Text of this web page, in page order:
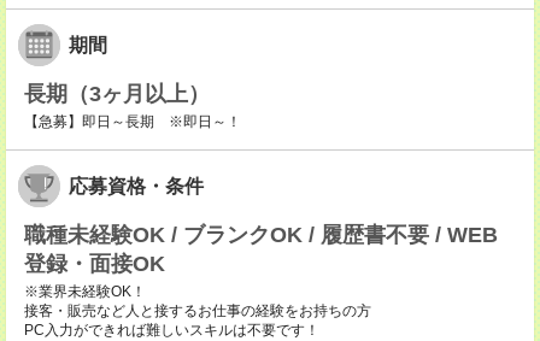
期間
長期（3ヶ月以上）
【急募】即日～長期 ※即日～！
応募資格・条件
職種未経験OK / ブランクOK / 履歴書不要 / WEB
登録・面接OK
※業界未経験OK！
接客・販売など人と接するお仕事の経験をお持ちの方
PC入力ができれば難しいスキルは不要です！